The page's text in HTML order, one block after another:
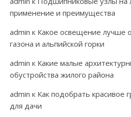
применение и преимущества
admin к Какое освещение лучше
газона и альпийской горки
admin к Какие малые
обустройства жилого района
admin к Как подобрать красивое
для дачи